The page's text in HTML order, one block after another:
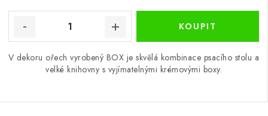
V dekoru ořech vyrobený BOX je skvělá kombinace psacího stolu a
velké knihovny s vyjímatelnými krémovými boxy.